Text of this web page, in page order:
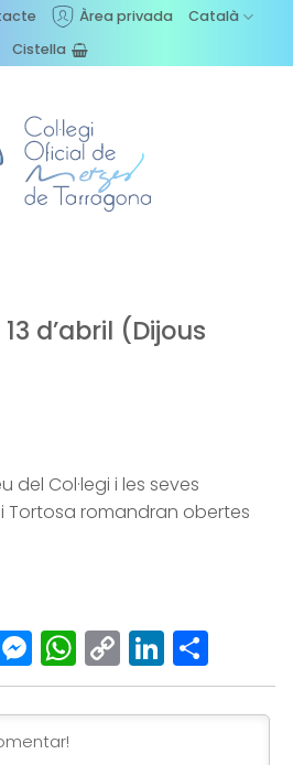
Àrea privada
Català
Cistella
d’abril (Dijous
del Col·legi i les seves
Tortosa romandran obertes
Messenger
WhatsApp
Copy
Link